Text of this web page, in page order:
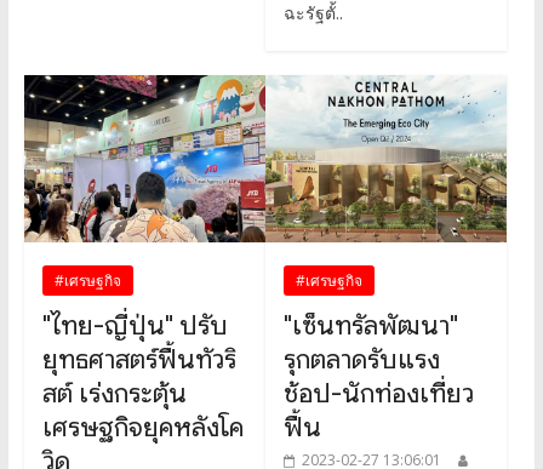
ฉะรัฐตั้..
#เศรษฐกิจ
"ไทย-ญี่ปุ่น" ปรับ
ยุทธศาสตร์ฟื้นทัวริ
สต์ เร่งกระตุ้น
เศรษฐกิจยุคหลังโค
วิด
#เศรษฐกิจ
"เซ็นทรัลพัฒนา"
รุกตลาดรับแรง
ช้อป-นักท่องเที่ยว
ฟื้น
2023-02-27 13:06:01